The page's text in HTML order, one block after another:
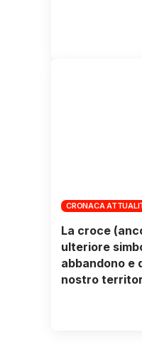
CRONACA
La croce
ulteriore
abbandono e
nostro